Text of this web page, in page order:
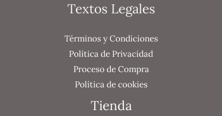
Textos Legales
Términos y Condiciones
Política de Privacidad
Proceso de Compra
Política de cookies
Tienda